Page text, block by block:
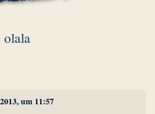
olala
um 11:57